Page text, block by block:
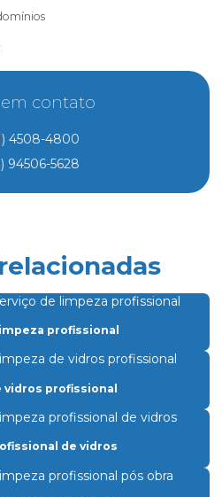
de serviço
de vidros
contato
4508-4800
94506-5628
profissional
vidros profissional
de vidros